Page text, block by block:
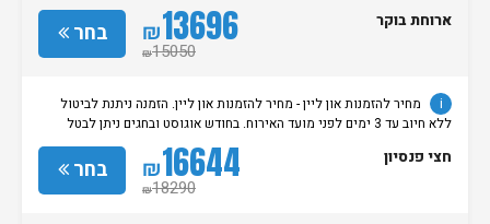
בחר ₪13696
₪15050
ארוחת בוקר
i
מחיר להזמנות און ליין - מחיר להזמנות און ליין. הזמנה ניתנת לביטול
ללא חיוב עד 3 ימים לפני מועד האירוח. בחודש אוגוסט ובחגים ניתן לבטל
בחר ₪16644
₪18290
חצי פנסיון